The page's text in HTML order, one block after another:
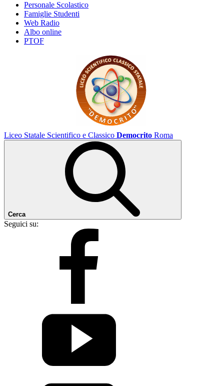
Personale Scolastico
Famiglie Studenti
Web Radio
Albo online
PTOF
Liceo Statale Scientifico e Classico Democrito Roma
Cerca
Seguici su: